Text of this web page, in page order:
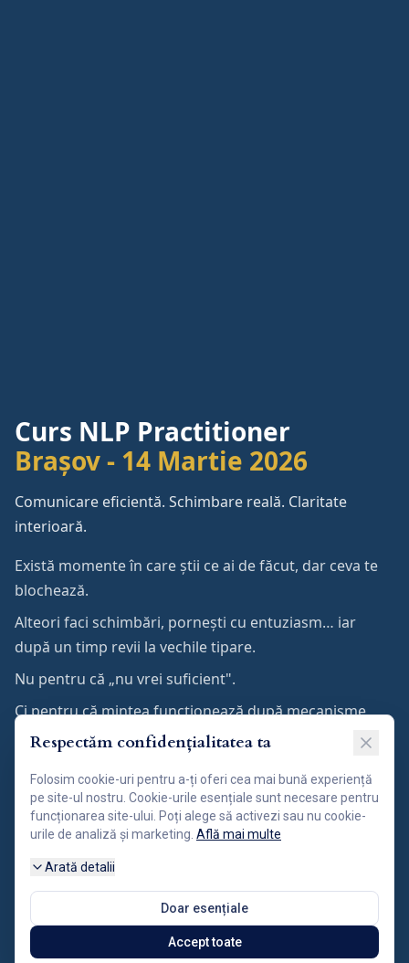
Curs NLP Practitioner
Brașov - 14 Martie 2026
Comunicare eficientă. Schimbare reală. Claritate
interioară.
Există momente în care știi ce ai de făcut, dar ceva te
blochează.
Alteori faci schimbări, pornești cu entuziasm… iar
după un timp revii la vechile tipare.
Nu pentru că „nu vrei suficient".
Ci pentru că mintea funcționează după mecanisme
care nu sunt întotdeauna conștiente.
Cursul NLP Practitioner este un program de formare
care te ajută să înțelegi cum gândești, cum simți și
cum iei decizii, astfel încât să poți interveni eficient
asupra acestor procese, iar schimbarea să devină
naturală, stabilă și coerentă.
👉 Program practic · grup restrâns · aplicabil imediat
👉 Certificare recunoscută național și internațional
Respectăm confidențialitatea ta
Folosim cookie-uri pentru a-ți oferi cea mai bună experiență
pe site-ul nostru. Cookie-urile esențiale sunt necesare pentru
funcționarea site-ului. Poți alege să activezi sau nu cookie-
urile de analiză și marketing. Află mai multe
Arată detalii
Doar esențiale
Accept toate